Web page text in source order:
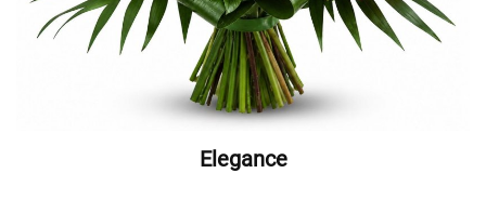
Elegance